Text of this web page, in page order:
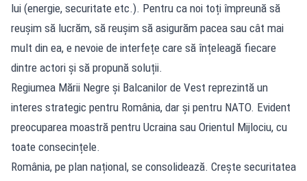
lui (energie, securitate etc.). Pentru ca noi toți împreună să
reușim să lucrăm, să reușim să asigurăm pacea sau cât mai
mult din ea, e nevoie de interfețe care să înțeleagă fiecare
dintre actori și să propună soluții.
Regiumea Mării Negre și Balcanilor de Vest reprezintă un
interes strategic pentru România, dar și pentru NATO. Evident
preocuparea moastră pentru Ucraina sau Orientul Mijlociu, cu
toate consecințele.
România, pe plan național, se consolidează. Crește securitatea